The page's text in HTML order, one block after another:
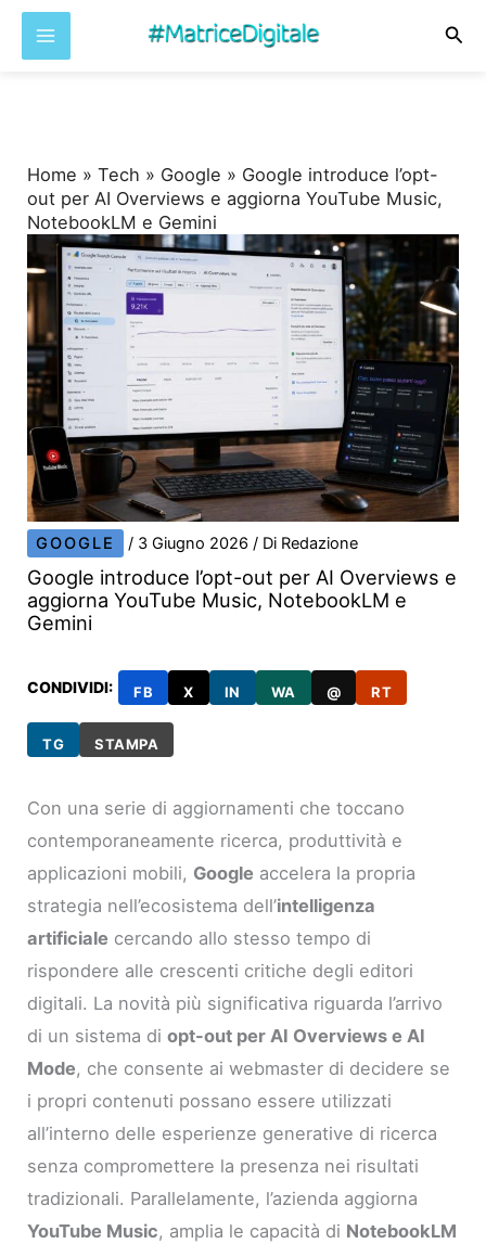
Home »Tech » Google » Google introduce l’opt-
out per AI Overviews e aggiorna YouTube Music,
NotebookLM e Gemini
GOOGLE / 3 Giugno 2026/ Di Redazione
Google introduce l’opt-out per AI Overviews e
aggiorna YouTube Music, NotebookLM e
Gemini
CONDIVIDI: FB X IN WA @ RT
TG STAMPA
Con una serie di aggiornamenti che toccano
contemporaneamente ricerca, produttività e
applicazioni mobili, Google accelera la propria
strategia nell’ecosistema dell’intelligenza
artificiale cercando allo stesso tempo di
rispondere alle crescenti critiche degli editori
digitali. La novità più significativa riguarda l’arrivo
di un sistema diopt-out per AI Overviews e AI
Mode, che consente ai webmaster di decidere se
i propri contenuti possano essere utilizzati
all’interno delle esperienze generative di ricerca
senza compromettere la presenza nei risultati
tradizionali. Parallelamente, l’azienda aggiorna
YouTube Music, amplia le capacità di NotebookLM